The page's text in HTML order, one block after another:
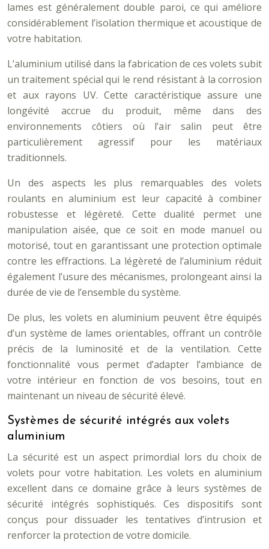
lames est généralement double paroi, ce qui améliore
considérablement l’isolation thermique et acoustique de
votre habitation.
L’aluminium utilisé dans la fabrication de ces volets subit
un traitement spécial qui le rend résistant à la corrosion
et aux rayons UV. Cette caractéristique assure une
longévité accrue du produit, même dans des
environnements côtiers où l’air salin peut être
particulièrement agressif pour les matériaux
traditionnels.
Un des aspects les plus remarquables des volets
roulants en aluminium est leur capacité à combiner
robustesse et légèreté. Cette dualité permet une
manipulation aisée, que ce soit en mode manuel ou
motorisé, tout en garantissant une protection optimale
contre les effractions. La légèreté de l’aluminium réduit
également l’usure des mécanismes, prolongeant ainsi la
durée de vie de l’ensemble du système.
De plus, les volets en aluminium peuvent être équipés
d’un système de lames orientables, offrant un contrôle
précis de la luminosité et de la ventilation. Cette
fonctionnalité vous permet d’adapter l’ambiance de
votre intérieur en fonction de vos besoins, tout en
maintenant un niveau de sécurité élevé.
Systèmes de sécurité intégrés aux volets
aluminium
La sécurité est un aspect primordial lors du choix de
volets pour votre habitation. Les volets en aluminium
excellent dans ce domaine grâce à leurs systèmes de
sécurité intégrés sophistiqués. Ces dispositifs sont
conçus pour dissuader les tentatives d’intrusion et
renforcer la protection de votre domicile.